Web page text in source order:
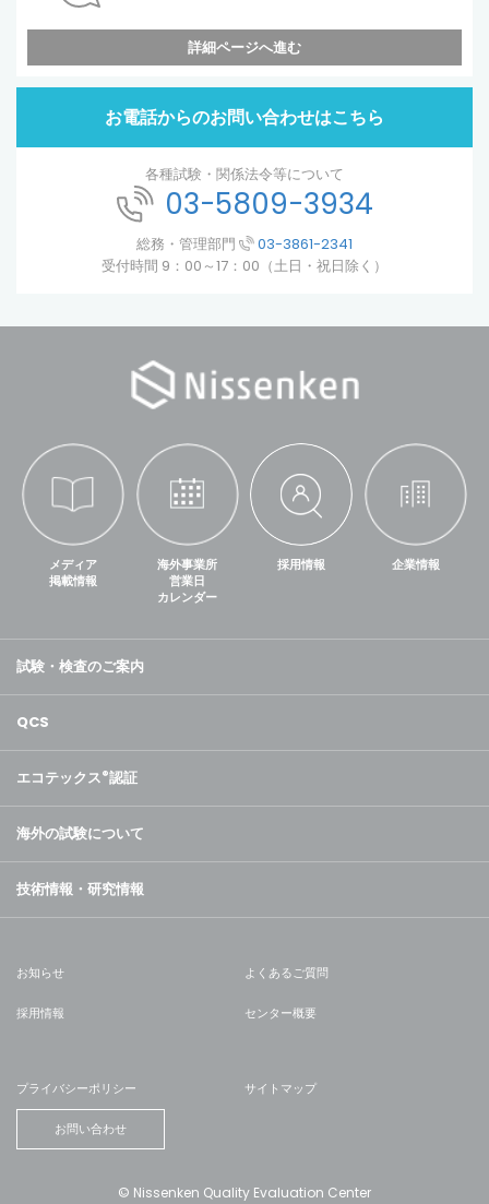
詳細ページへ進む
お電話からのお問い合わせはこちら
各種試験・関係法令等について
03-5809-3934
総務・管理部門
03-3861-2341
受付時間 9：00～17：00（土日・祝日除く）
メディア
掲載情報
海外事業所
営業日
カレンダー
採用情報 企業情報
試験・検査のご案内
QCS
エコテックス®認証
海外の試験について
技術情報・研究情報
お知らせ よくあるご質問
採用情報 センター概要
プライバシーポリシー サイトマップ
お問い合わせ
© Nissenken Quality Evaluation Center